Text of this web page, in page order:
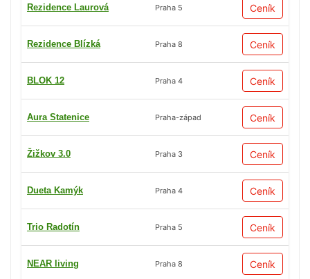
Rezidence Laurová Praha 5 Ceník
Rezidence Blízká Praha 8 Ceník
BLOK 12 Praha 4 Ceník
Aura Statenice Praha-západ Ceník
Žižkov 3.0 Praha 3 Ceník
Dueta Kamýk Praha 4 Ceník
Trio Radotín Praha 5 Ceník
NEAR living Praha 8 Ceník